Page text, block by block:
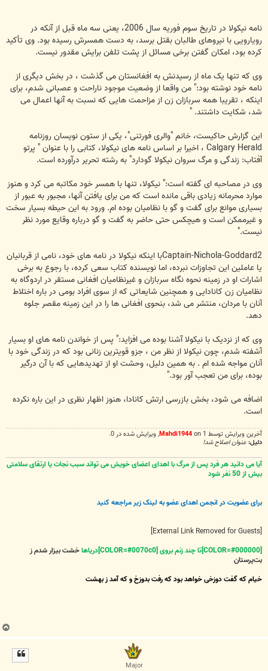
نامه نیکولا در تاریخ سوم فوریه سال 2006، یعنی سه ماه قبل از آنکه در
رویارویی با نیروهای طالبان بقتل برسد، به دست همسرش رسیده بود. وی تأکید
کرده بود، امکان گفتن برخی مسائل از پشت تلفن برایش مقدور نیست.
وی که تنها یک ماه از رسیدنش به افغانستان می گذشت ، در بخش دیگری از
نامه خود نوشته بود:" من واقعا از وضعیت موجود ناراحت و عصبانی شدم، برای
اینکه ، تقریبا همه سربازان زن از مزاحمت هایی که نسبت به آنها اعمال می
شد، شکایت داشتند. "
این گزارش حاکیست، خانم "والری فورتنی"، یکی از ستون نویسان روزنامه
Calgary Herald ، اخیرا بر اساس نامه های نیکولا، کتابی را با عنوان " پرتو
آفتاب: زندگی و مرگ سروان نیکولا گودارد" به رشته تحریر درآورده است.
وی در مصاحبه ای گفته است:" نیکولا، تنها با همسر خود مکاتبه می کرد و هنوز
موارد محرمانه زیادی باقی مانده است که من برای یافتن آنها، مجبور به عبور از
بسیاری موانع برای گفت و گو با نظامیان بوده ام. ورود به این حیطه بسیار سخت
و غیرممکن است و هیچکس حتی حاضر به گفت و گو درباره وقایع مورد نظر
نیست."
Captain-Nichola-Goddard2با اینکه نیکولا در نامه های خود، نامی از قربانیان
یا عاملین این تجاوزات نبرده، اما نویسنده کتاب سعی کرده، با رجوع به برخی
اشارات او در زمینه نحوه نگاه سربازان و غیرنظامیان افغانی مستقر در اردوگاه به
نظامیان زن کانادایی و همچنین شایعاتی که از سوی افراد بومی در باره اختلاط
آنان با مردان، منتشر می شد، بنحوی افغانی ها را در این زمینه مقصر جلوه
دهد.
وی که از نزدیک با نیکولا آشنا بوده می افزاید:" پس از خواندن نامه های او بسیار
آشفته شدم، چون نیکولا از نظر من ، جزو قویترین زنانی بود که در زندگی خود با
آنان مواجه شده ام . به همین دلیل، وحشت او از تهدیدهایی که با آن درگیر
بوده، برای من تعجب آور بود."
اضافه می شود، بخش بازرسی ارتش کانادا، هنوز اظهار نظری در این باره نکرده
است.
آخرین ويرايش توسط 1 on Mahdi1944, ويرايش شده در 0.
دلیل: عنوان اصلاح شد!
آیا می دانید هر فرد پس از مرگ با اهدای اعضای خویش می تواند سبب نجات یا ارتقای سلامتی
بیش از 50 نفر شود
برای عضویت در انجمن اهدای عضو به لینک زیر مراجعه کنید
[External Link Removed for Guests]
[COLOR=#000000]تا چند زنم بروی [COLOR=#0070c0]دریاها
خشت بیزار شدم ز
بت‌پرستان
خیام که گفت دوزخی خواهد بود که رفت بدوزخ و که آمد ز بهشت
Major